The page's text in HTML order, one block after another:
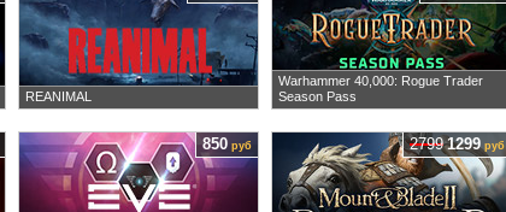
REANIMAL
Warhammer 40,000: Rogue Trader
Season Pass
850 руб 2799 1299руб